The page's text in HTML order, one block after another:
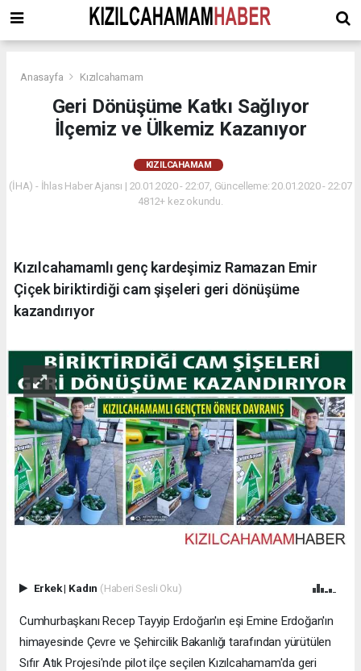
Anasayfa Kızılcahamam
Geri Dönüşüme Katkı Sağlıyor
İlçemiz ve Ülkemiz Kazanıyor
KIZILCAHAMAM
(İHA) - İhlas Haber Ajansı | 20.01.2020 - 22:07, Güncelleme: 20.01.2020 - 22:07
4812+ kez okundu.
Kızılcahamamlı genç kardeşimiz Ramazan Emir
Çiçek biriktirdiği cam şişeleri geri dönüşüme
kazandırıyor
Erkek| Kadın (Haberi Sesli Oku)
Cumhurbaşkanı Recep Tayyip Erdoğan'ın eşi Emine Erdoğan'ın
himayesinde Çevre ve Şehircilik Bakanlığı tarafından yürütülen
Sıfır Atık Projesi'nde pilot ilçe seçilen Kızılcahamam'da geri